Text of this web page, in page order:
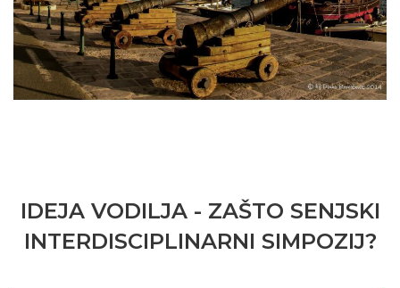
IDEJA VODILJA - ZAŠTO SENJSKI
INTERDISCIPLINARNI SIMPOZIJ?